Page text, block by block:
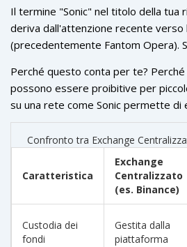
Il termine "Sonic" nel titolo della tua
deriva dall'attenzione recente verso
(precedentemente Fantom Opera).
economica. Molti protocolli DeFi,
esplorando o hanno già integrato
transazione e aumentare la velocità
Perché questo conta per te?
possono essere proibitive per
su una rete come Sonic permette
complesse di liquidità con costi
spostarsi su nuove catene
contract meno testati e potenziali
Wagmi sta lavorando per abilitare
launches, ma la maturità della
all'altra.
Confronto tra Exchange
Caratteristica
Exchange
Centralizzato
(es. Binance)
Custodia dei
fondi
Gestita dalla
piattaforma